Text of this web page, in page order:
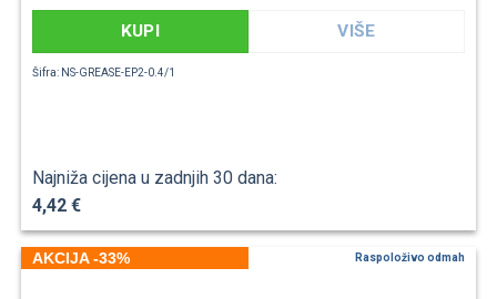
KUPI VIŠE
Šifra: NS-GREASE-EP2-0.4/1
Najniža cijena u zadnjih 30 dana:
4,42 €
AKCIJA -33% Raspoloživo odmah